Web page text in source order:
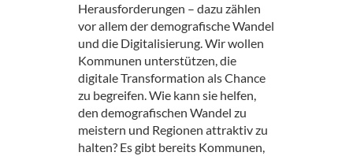
Herausforderungen – dazu zählen
vor allem der demografische Wandel
und die Digitalisierung. Wir wollen
Kommunen unterstützen, die
digitale Transformation als Chance
zu begreifen. Wie kann sie helfen,
den demografischen Wandel zu
meistern und Regionen attraktiv zu
halten? Es gibt bereits Kommunen,